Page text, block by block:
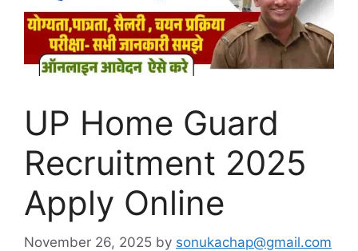
UP Home Guard
Recruitment 2025
Apply Online
November 26, 2025 by sonukachap@gmail.com